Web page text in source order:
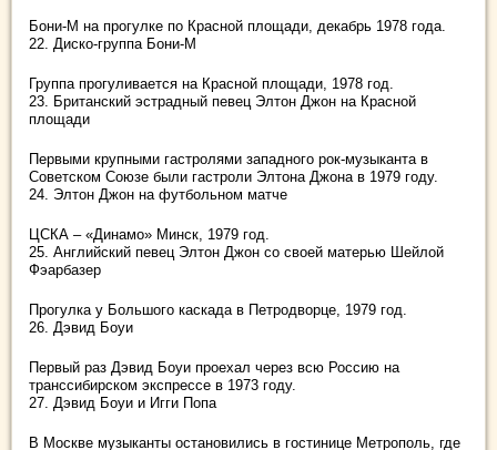
Бони-М на прогулке по Красной площади, декабрь 1978 года.
22. Диско-группа Бони-М
Группа прогуливается на Красной площади, 1978 год.
23. Британский эстрадный певец Элтон Джон на Красной
площади
Первыми крупными гастролями западного рок-музыканта в
Советском Союзе были гастроли Элтона Джона в 1979 году.
24. Элтон Джон на футбольном матче
ЦСКА – «Динамо» Минск, 1979 год.
25. Английский певец Элтон Джон со своей матерью Шейлой
Фэарбазер
Прогулка у Большого каскада в Петродворце, 1979 год.
26. Дэвид Боуи
Первый раз Дэвид Боуи проехал через всю Россию на
транссибирском экспрессе в 1973 году.
27. Дэвид Боуи и Игги Попа
В Москве музыканты остановились в гостинице Метрополь, где